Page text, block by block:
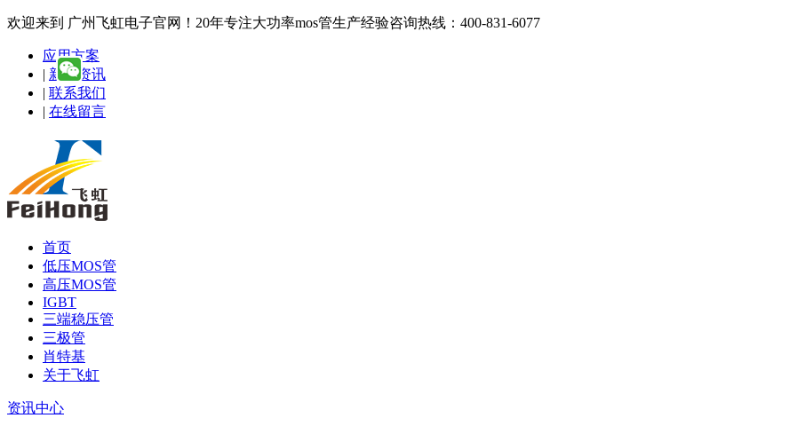
欢迎来到 广州飞虹电子官网！20年专注大功率mos管生产经验咨询热线：400-831-6077
应用方案
| 新闻资讯
| 联系我们
| 在线留言
首页
低压MOS管
高压MOS管
IGBT
三端稳压管
三极管
肖特基
关于飞虹
资讯中心